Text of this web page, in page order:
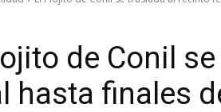
de Conil
hasta finales